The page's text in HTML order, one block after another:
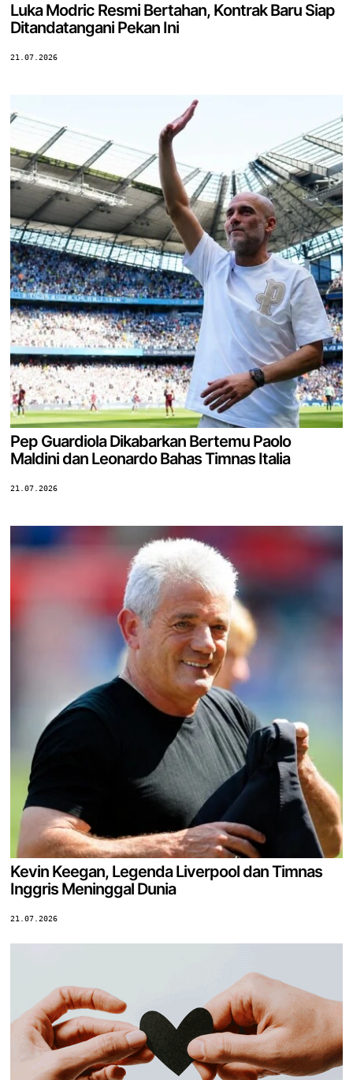
Luka Modric Resmi Bertahan, Kontrak Baru Siap
Ditandatangani Pekan Ini
21.07.2026
Pep Guardiola Dikabarkan Bertemu Paolo
Maldini dan Leonardo Bahas Timnas Italia
21.07.2026
Kevin Keegan, Legenda Liverpool dan Timnas
Inggris Meninggal Dunia
21.07.2026